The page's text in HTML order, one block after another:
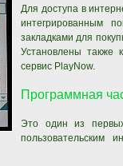
Для доступа в
интегрированным
закладками для
Установлены также
сервис PlayNow.
Программная
Это один из
пользовательским